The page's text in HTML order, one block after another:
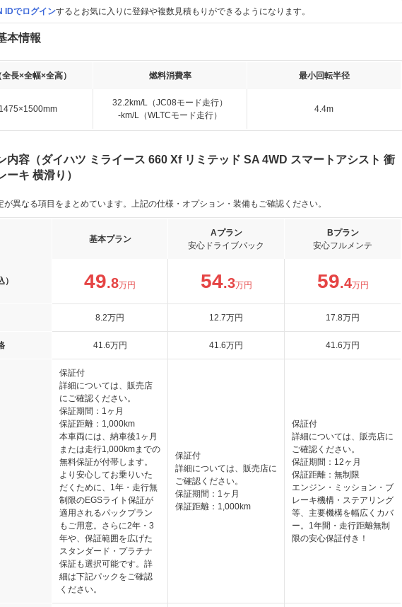
IDでログインするとお気に入りに登録や複数見積もりができるようになります。
本情報
長×全幅×全高） 燃料消費率 最小回転半径
32.2km/L（JC08モード走行）
-km/L（WLTCモード走行）
4.4m
内容（ダイハツ ミライース 660 Xf リミテッド SA 4WD スマートアシスト 衝
ーキ 横滑り）
異なる項目をまとめています。上記の仕様・オプション・装備もご確認ください。
基本プラン
Aプラン
安心ドライブパック
Bプラン
安心フルメンテ
49.8万円 54.3万円 59.4万円
8.2万円 12.7万円 17.8万円
41.6万円 41.6万円 41.6万円
保証付
詳細については、販売店
にご確認ください。
保証期間：1ヶ月
保証距離：1,000km
本車両には、納車後1ヶ月
または走行1,000kmまでの
無料保証が付帯します。
より安心してお乗りいた
だくために、1年・走行無
制限のEGSライト保証が
適用されるパックプラン
もご用意。さらに2年・3
年や、保証範囲を広げた
スタンダード・プラチナ
保証も選択可能です。詳
細は下記パックをご確認
ください。
保証付
詳細については、販売店に
ご確認ください。
保証期間：1ヶ月
保証距離：1,000km
保証付
詳細については、販売店に
ご確認ください。
保証期間：12ヶ月
保証距離：無制限
エンジン・ミッション・ブ
レーキ機構・ステアリング
等、主要機構を幅広くカバ
ー。1年間・走行距離無制
限の安心保証付き！